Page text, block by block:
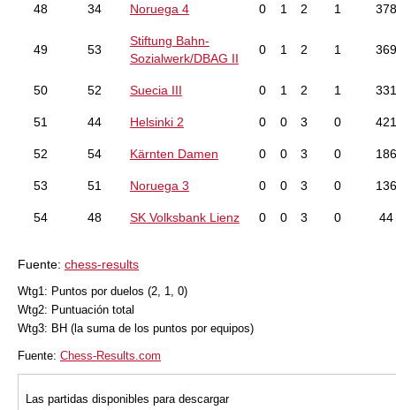
48 34 Noruega 4 0 1 2 1 378
49 53
Stiftung Bahn-
Sozialwerk/DBAG II
0 1 2 1 369
50 52 Suecia III 0 1 2 1 331
51 44 Helsinki 2 0 0 3 0 421
52 54 Kärnten Damen 0 0 3 0 186
53 51 Noruega 3 0 0 3 0 136
54 48 SK Volksbank Lienz 0 0 3 0 44
Fuente: chess-results
Wtg1: Puntos por duelos (2, 1, 0)
Wtg2: Puntuación total
Wtg3: BH (la suma de los puntos por equipos)
Fuente: Chess-Results.com
Las partidas disponibles para descargar